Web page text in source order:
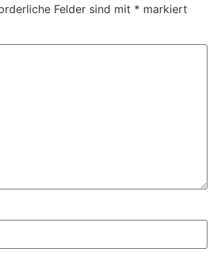
Felder sind mit * markiert